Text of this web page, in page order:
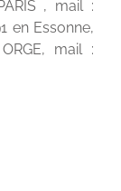
, mail :
en Essonne,
mail :